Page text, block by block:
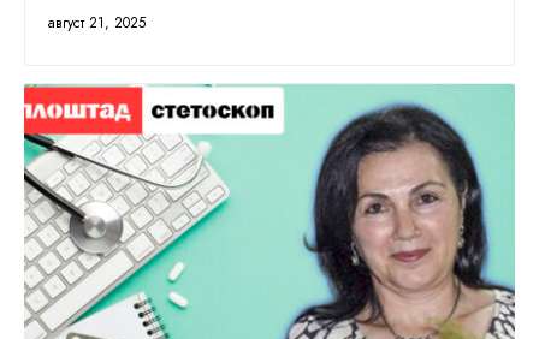
август 21, 2025